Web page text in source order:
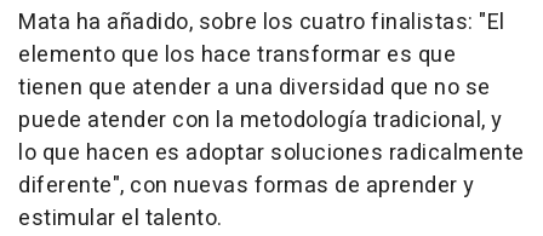
Mata ha añadido, sobre los cuatro finalistas: "El
elemento que los hace transformar es que
tienen que atender a una diversidad que no se
puede atender con la metodología tradicional, y
lo que hacen es adoptar soluciones radicalmente
diferente", con nuevas formas de aprender y
estimular el talento.